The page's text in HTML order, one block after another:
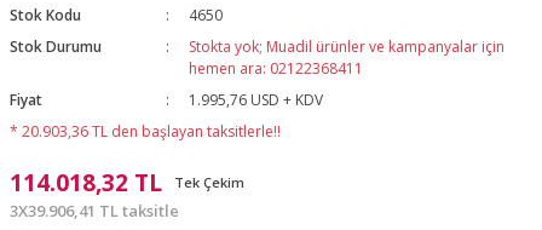
Stok Kodu
4650
Stok Durumu
Stokta yok; Muadil ürünler ve kampanyalar için
hemen ara: 02122368411
Fiyat
1.995,76 USD + KDV
* 20.903,36 TL den başlayan taksitlerle!!
114.018,32 TL Tek Çekim
3X39.906,41 TL taksitle